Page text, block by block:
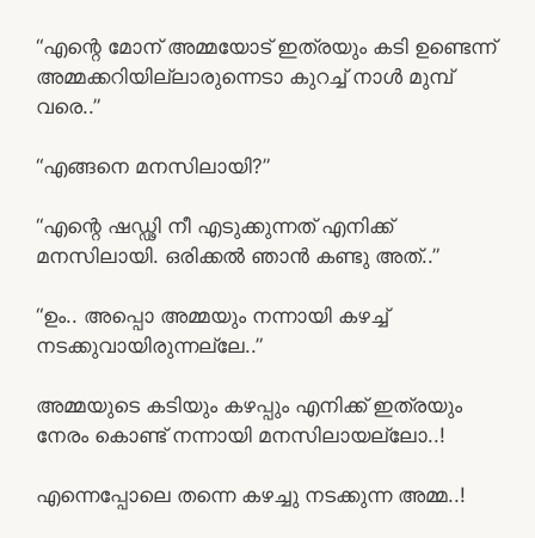
“എന്റെ മോന് അമ്മയോട് ഇത്രയും കടി ഉണ്ടെന്ന്
അമ്മക്കറിയില്ലാരുന്നെടാ കുറച്ച് നാൾ മുമ്പ്
വരെ..”
“എങ്ങനെ മനസിലായി?”
“എന്റെ ഷഡ്ഢി നീ എടുക്കുന്നത് എനിക്ക്
മനസിലായി. ഒരിക്കൽ ഞാൻ കണ്ടു അത്..”
“ഉം.. അപ്പൊ അമ്മയും നന്നായി കഴച്ച്
നടക്കുവായിരുന്നല്ലേ..”
അമ്മയുടെ കടിയും കഴപ്പും എനിക്ക് ഇത്രയും
നേരം കൊണ്ട് നന്നായി മനസിലായല്ലോ..!
എന്നെപ്പോലെ തന്നെ കഴച്ചു നടക്കുന്ന അമ്മ..!